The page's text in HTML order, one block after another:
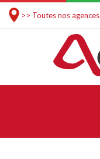
>> Toutes nos agences